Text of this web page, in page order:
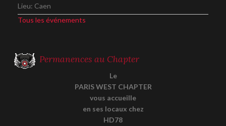
Lieu: Caen
Tous les événements
Permanences au Chapter
Le
PARIS WEST CHAPTER
vous accueille
en ses locaux chez
HD78